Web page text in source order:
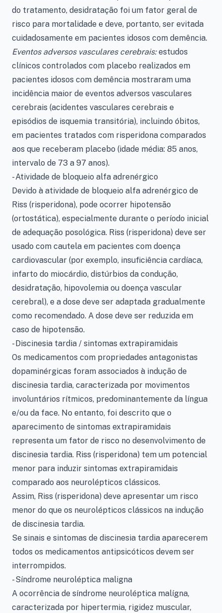
do tratamento, desidratação foi um fator geral de
risco para mortalidade e deve, portanto, ser evitada
cuidadosamente em pacientes idosos com demência.
Eventos adversos vasculares cerebrais:estudos
clínicos controlados com placebo realizados em
pacientes idosos com demência mostraram uma
incidência maior de eventos adversos vasculares
cerebrais (acidentes vasculares cerebrais e
episódios de isquemia transitória), incluindo óbitos,
em pacientes tratados com risperidona comparados
aos que receberam placebo (idade média: 85 anos,
intervalo de 73 a 97 anos).
- Atividade de bloqueio alfa adrenérgico
Devido à atividade de bloqueio alfa adrenérgico de
Riss (risperidona), pode ocorrer hipotensão
(ortostática), especialmente durante o período inicial
de adequação posológica. Riss (risperidona) deve ser
usado com cautela em pacientes com doença
cardiovascular (por exemplo, insuficiência cardíaca,
infarto do miocárdio, distúrbios da condução,
desidratação, hipovolemia ou doença vascular
cerebral), e a dose deve ser adaptada gradualmente
como recomendado. A dose deve ser reduzida em
caso de hipotensão.
- Discinesia tardia / sintomas extrapiramidais
Os medicamentos com propriedades antagonistas
dopaminérgicas foram associados à indução de
discinesia tardia, caracterizada por movimentos
involuntários rítmicos, predominantemente da língua
e/ou da face. No entanto, foi descrito que o
aparecimento de sintomas extrapiramidais
representa um fator de risco no desenvolvimento de
discinesia tardia. Riss (risperidona) tem um potencial
menor para induzir sintomas extrapiramidais
comparado aos neurolépticos clássicos.
Assim, Riss (risperidona) deve apresentar um risco
menor do que os neurolépticos clássicos na indução
de discinesia tardia.
Se sinais e sintomas de discinesia tardia aparecerem
todos os medicamentos antipsicóticos devem ser
interrompidos.
- Síndrome neuroléptica maligna
A ocorrência de síndrome neuroléptica malígna,
caracterizada por hipertermia, rigidez muscular,